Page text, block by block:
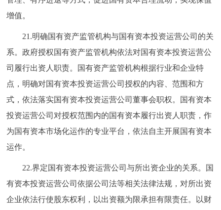
增值。
21.明确国有资产监管机构与国有资本投资运营公司的关
系。政府授权国有资产监管机构依法对国有资本投资运营公
司履行出资人职责。国有资产监管机构根据行业和企业特
点，明确对国有资本投资运营公司授权的内容、范围和方
式，依法落实国有资本投资运营公司董事会职权。国有资本
投资运营公司对授权范围内的国有资本履行出资人职责，作
为国有资本市场化运作的专业平台，依法自主开展国有资本
运作。
22.界定国有资本投资运营公司与所出资企业的关系。国
有资本投资运营公司依据公司法等相关法律法规，对所出资
企业依法行使股东权利，以出资额为限承担有限责任。以财